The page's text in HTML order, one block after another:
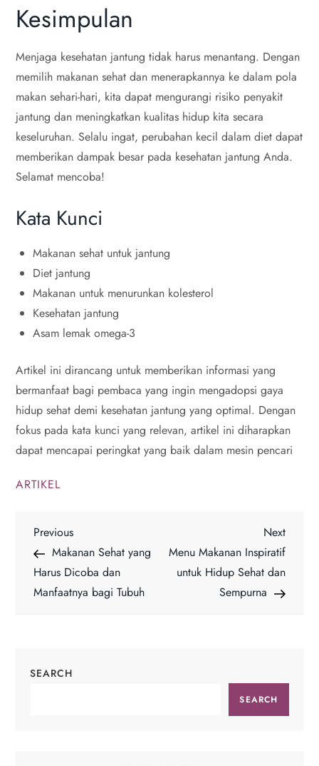
Kesimpulan
Menjaga kesehatan jantung tidak harus menantang. Dengan
memilih makanan sehat dan menerapkannya ke dalam pola
makan sehari-hari, kita dapat mengurangi risiko penyakit
jantung dan meningkatkan kualitas hidup kita secara
keseluruhan. Selalu ingat, perubahan kecil dalam diet dapat
memberikan dampak besar pada kesehatan jantung Anda.
Selamat mencoba!
Kata Kunci
Makanan sehat untuk jantung
Diet jantung
Makanan untuk menurunkan kolesterol
Kesehatan jantung
Asam lemak omega-3
Artikel ini dirancang untuk memberikan informasi yang
bermanfaat bagi pembaca yang ingin mengadopsi gaya
hidup sehat demi kesehatan jantung yang optimal. Dengan
fokus pada kata kunci yang relevan, artikel ini diharapkan
dapat mencapai peringkat yang baik dalam mesin pencari
ARTIKEL
P
o
s
n
Previous
Post
Previous
Makanan Sehat yang
Harus Dicoba dan
Manfaatnya bagi Tubuh
Next
Post
Next
Menu Makanan Inspiratif
untuk Hidup Sehat dan
Sempurna
SEARCH
SEARCH